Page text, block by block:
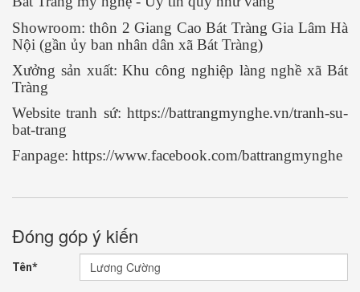
Showroom: thôn 2 Giang Cao Bát Tràng Gia Lâm Hà
Nội (gần ủy ban nhân dân xã Bát Tràng)
Xưởng sản xuất: Khu công nghiệp làng nghề xã Bát
Tràng
Website tranh sứ: https://battrangmynghe.vn/tranh-su-
bat-trang
Fanpage: https://www.facebook.com/battrangmynghe
Đóng góp ý kiến
Tên*